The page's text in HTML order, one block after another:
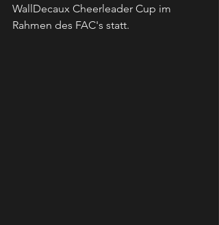
WallDecaux Cheerleader Cup im
Rahmen des FAC's statt.